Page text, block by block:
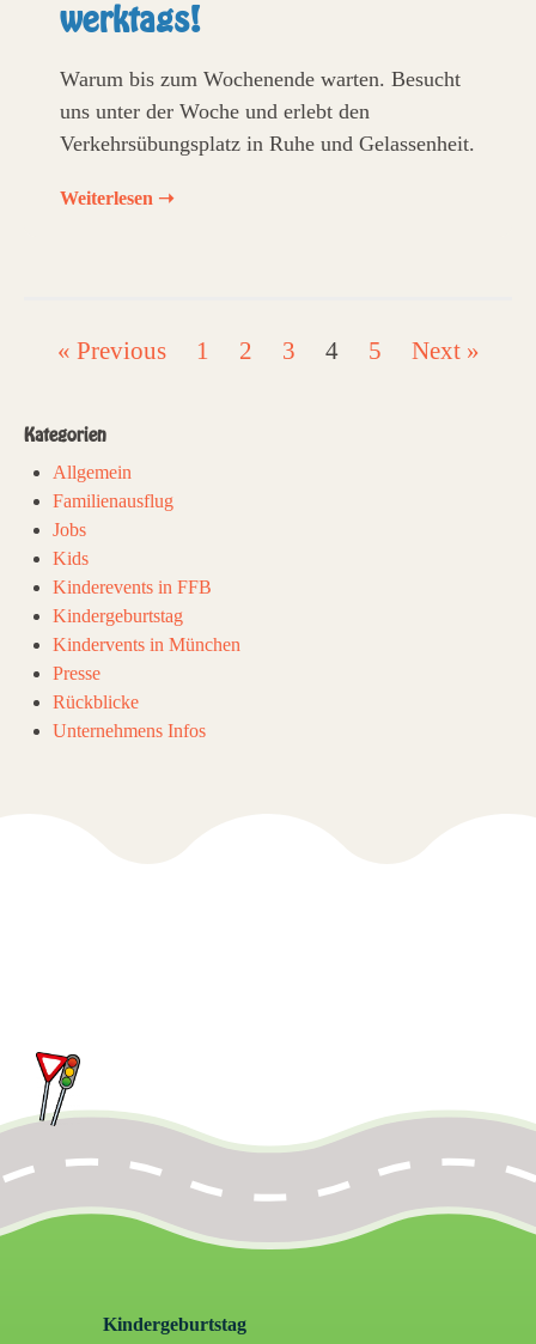
werktags!
Warum bis zum Wochenende warten. Besucht
uns unter der Woche und erlebt den
Verkehrsübungsplatz in Ruhe und Gelassenheit.
Weiterlesen ➝
« Previous 1 2 3 4 5 Next »
Kategorien
Allgemein
Familienausflug
Jobs
Kids
Kinderevents in FFB
Kindergeburtstag
Kindervents in München
Presse
Rückblicke
Unternehmens Infos
Kindergeburtstag